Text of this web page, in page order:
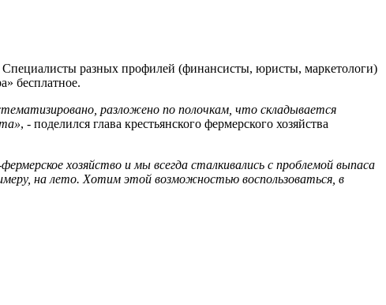
Специалисты разных профилей (финансисты, юристы, маркетологи)
бесплатное.
разложено по полочкам, что складывается
, - поделился глава крестьянского фермерского хозяйства
хозяйство и мы всегда сталкивались с проблемой выпаса
на лето. Хотим этой возможностью воспользоваться, в